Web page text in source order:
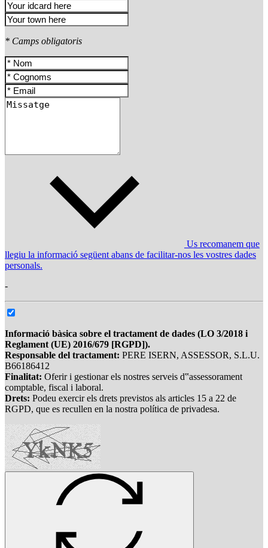
* Camps obligatoris
Us recomanem que
llegiu la informació següent abans de facilitar-nos les vostres dades
personals.
-
Informació bàsica sobre el tractament de dades (LO 3/2018 i
Reglament (UE) 2016/679 [RGPD]).
Responsable del tractament: PERE ISERN, ASSESSOR, S.L.U.
B66186412
Finalitat: Oferir i gestionar els nostres serveis d‟assessorament
comptable, fiscal i laboral.
Drets: Podeu exercir els drets previstos als articles 15 a 22 de
RGPD, que es recullen en la nostra política de privadesa.